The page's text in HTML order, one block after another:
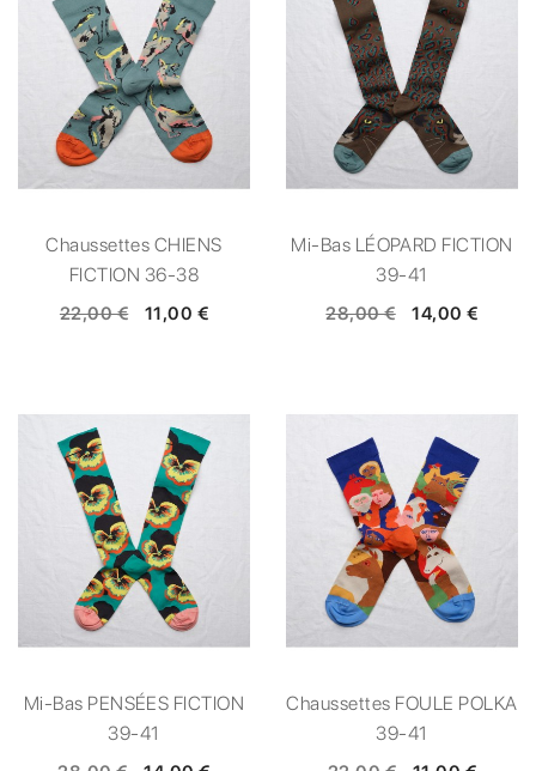
Chaussettes CHIENS
FICTION 36-38
22,00 € 11,00 €
Mi-Bas LÉOPARD FICTION
39-41
28,00 € 14,00 €
Mi-Bas PENSÉES FICTION
39-41
Chaussettes FOULE POLKA
39-41